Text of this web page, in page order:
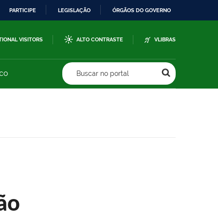
PARTICIPE LEGISLAÇÃO ÓRGÃOS DO GOVERNO
VISITORS ALTO CONTRASTE VLIBRAS
Buscar no portal